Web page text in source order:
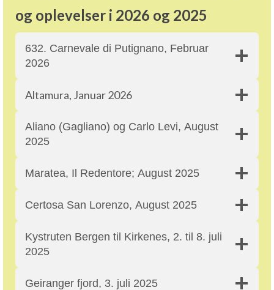
Kontakt
og oplevelser i 2026 og 2025
632. Carnevale di Putignano, Februar
2026
Altamura, Januar 2026
Aliano (Gagliano) og Carlo Levi, August
2025
Maratea, Il Redentore; August 2025
Certosa San Lorenzo, August 2025
Kystruten Bergen til Kirkenes, 2. til 8. juli
2025
Geiranger fjord, 3. juli 2025